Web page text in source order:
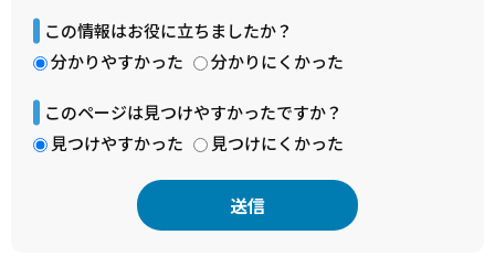
この情報はお役に立ちましたか？
分かりやすかった
分かりにくかった
このページは見つけやすかったですか？
見つけやすかった
見つけにくかった